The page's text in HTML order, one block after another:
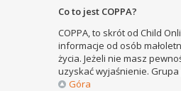
Co to jest COPPA?
COPPA, to skrót od Child
informacje od osób
życia. Jeżeli nie masz
uzyskać wyjaśnienie.
Góra